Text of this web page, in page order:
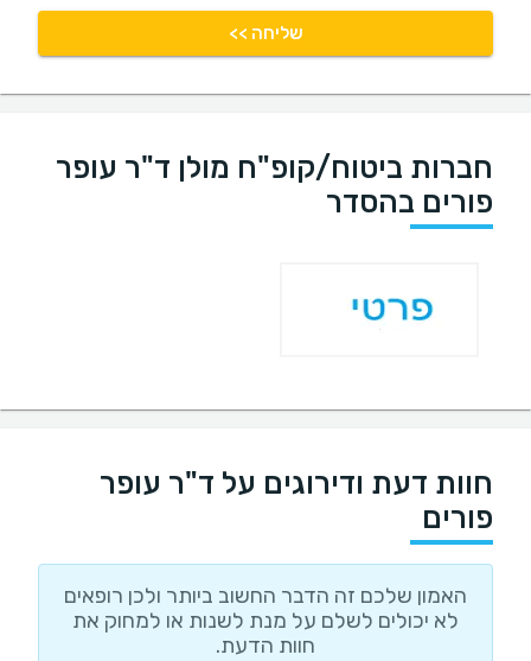
שליחה >>
חברות ביטוח/קופ"ח מולן ד"ר עופר
פורים בהסדר
חוות דעת ודירוגים על ד"ר עופר
פורים
האמון שלכם זה הדבר החשוב ביותר ולכן רופאים
לא יכולים לשלם על מנת לשנות או למחוק את
חוות הדעת.